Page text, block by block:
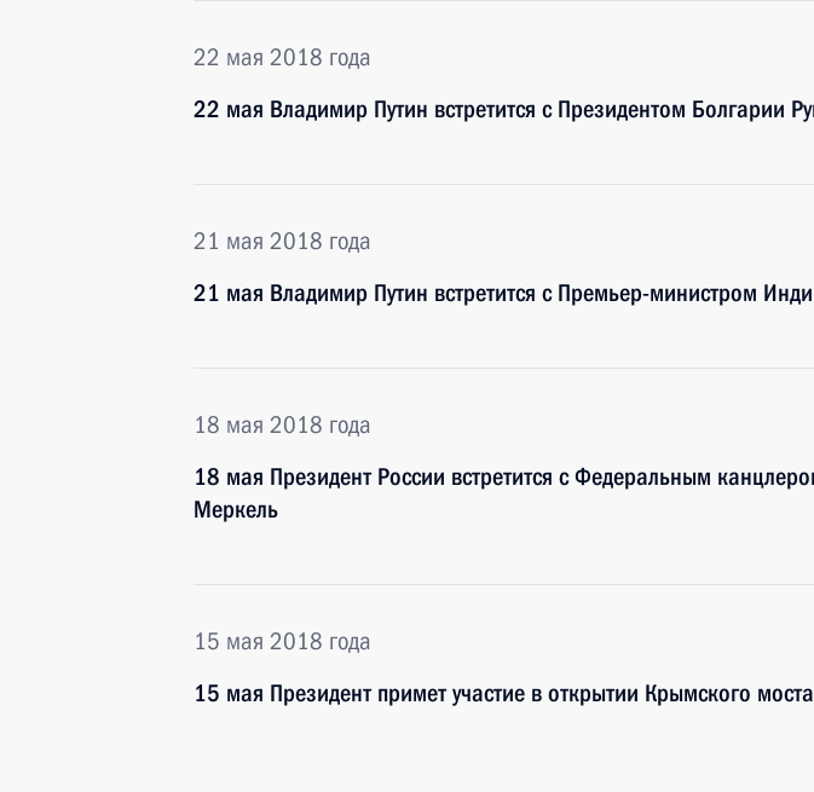
22 мая 2018 года
22 мая Владимир Путин встретится с Президентом Болгарии
21 мая 2018 года
21 мая Владимир Путин встретится с Премьер-министром
18 мая 2018 года
18 мая Президент России встретится с Федеральным
Меркель
15 мая 2018 года
15 мая Президент примет участие в открытии Крымского моста